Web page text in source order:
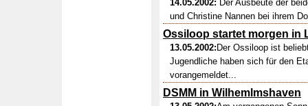
14.05.2002: Der Ausbeute der
und Christine Nannen bei ihrem
Ossiloop startet morgen in
13.05.2002: Der Ossiloop ist
Jugendliche haben sich für den
vorangemeldet...
DSMM in Wilhemlmshaven